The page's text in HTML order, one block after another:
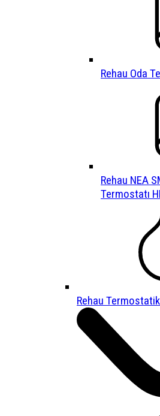
Rehau Oda
Rehau NEA
Termostatı
Rehau